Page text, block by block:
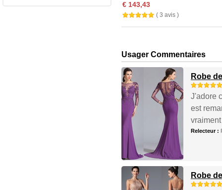
€ 143,43
( 3 avis )
Usager Commentaires
Robe
J'adore
est
Relecteur :
Robe